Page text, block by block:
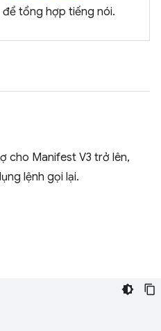
tổng hợp tiếng nói.
cho Manifest V3 trở lên,
lệnh gọi lại.